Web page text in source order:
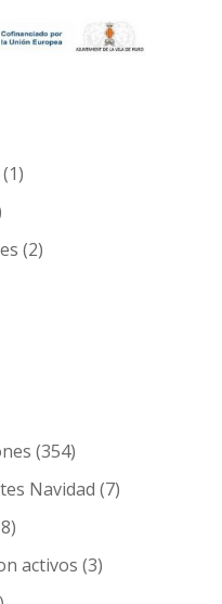
(1)
(2)
(354)
Navidad (7)
activos (3)